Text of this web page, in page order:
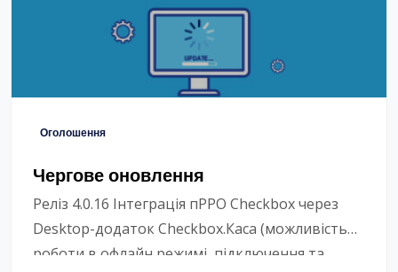
Оголошення
Чергове оновлення
Реліз 4.0.16 Інтеграція пРРО Checkbox через
Desktop-додаток Checkbox.Каса (можливість
роботи в офлайн режимі, підключення та